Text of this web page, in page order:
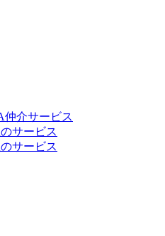
介サービス
サービス
サービス